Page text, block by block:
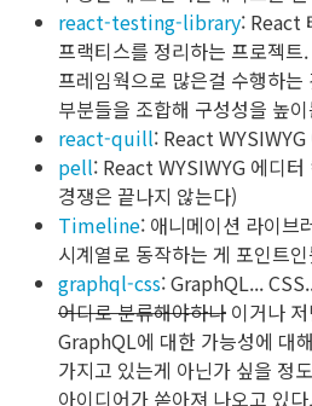
react-testing-library: React
프랙티스를 정리하는 프로젝
프레임웍으로 많은걸 수행하는
부분들을 조합해 구성성을 높
react-quill: React
pell: React WYSIWYG 에디
경쟁은 끝나지 않는다)
Timeline: 애니메이션 라이브
시계열로 동작하는 게 포인트
graphql-css: GraphQL...
어디로 분류해야하나 이거나
GraphQL에 대한 가능성에 대
가지고 있는게 아닌가 싶을 정
아이디어가 쏟아져 나오고 있